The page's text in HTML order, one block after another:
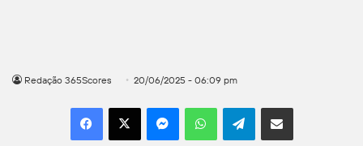
Redação 365Scores 20/06/2025 - 06:09 pm
Facebook
X MessengerWhatsAppTelegramCompartilhar por e-mail